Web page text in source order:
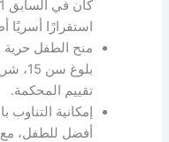
استقرارًا
منح الطفل حرية
بلوغ
تقييم المحكمة.
إمكانية التناوب
أفضل للطفل، مع